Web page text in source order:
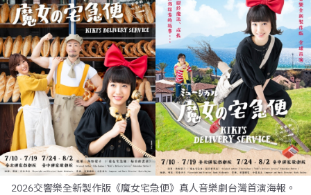
2026交響樂全新製作版《魔女宅急便》真人音樂劇台灣首演海報。